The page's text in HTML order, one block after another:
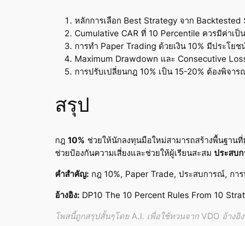
หลักการเลือก Best Strategy จาก Backtested
Cumulative CAR ที่ 10 Percentile ควรมีค่าเป็น
การทำ Paper Trading ด้วยเงิน 10% มีประโยช
Maximum Drawdown และ Consecutive
การปรับเปลี่ยนกฎ 10% เป็น 15-20% ต้องพิจาร
สรุป
กฎ 10% ช่วยให้นักลงทุนมือใหม่สามารถสร้างพื้นฐาน
ช่วยป้องกันความเสี่ยงและช่วยให้ผู้เรียนสะสม ประสบ
คำสำคัญ: กฎ 10%, Paper Trade, ประสบการณ์, กา
อ้างอิง: DP10 The 10 Percent Rules From 10
โพสนี้ถูกสรุปสั้นๆโดย A.I. เพื่อใช้ทวนจาก VDO อ้างอิ